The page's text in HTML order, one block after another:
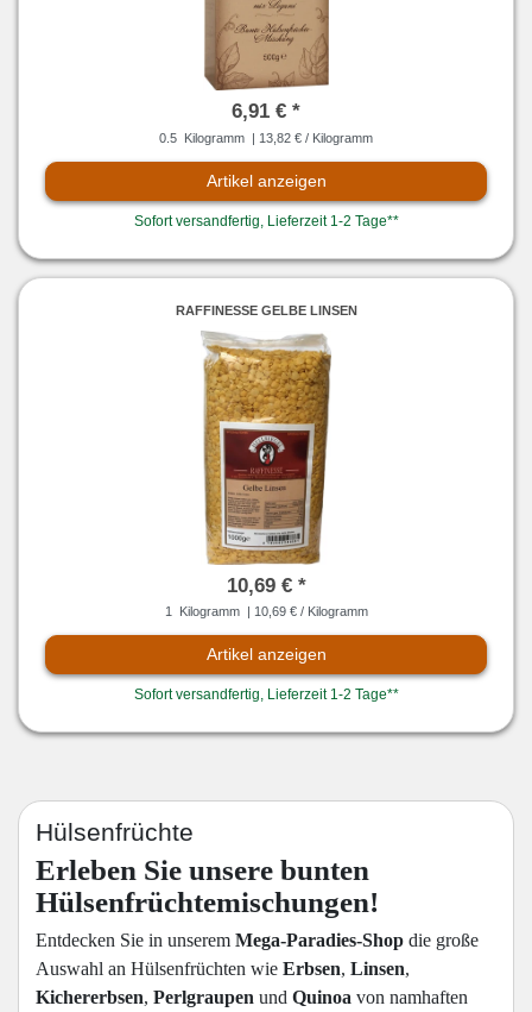
6,91 € *
0.5 Kilogramm | 13,82 € / Kilogramm
Artikel anzeigen
Sofort versandfertig, Lieferzeit 1-2 Tage**
RAFFINESSE GELBE LINSEN
10,69 € *
1 Kilogramm | 10,69 € / Kilogramm
Artikel anzeigen
Sofort versandfertig, Lieferzeit 1-2 Tage**
Hülsenfrüchte
Erleben Sie unsere bunten
Hülsenfrüchtemischungen!
Entdecken Sie in unserem Mega-Paradies-Shop die große
Auswahl an Hülsenfrüchten wie Erbsen, Linsen,
Kichererbsen, Perlgraupen und Quinoa von namhaften